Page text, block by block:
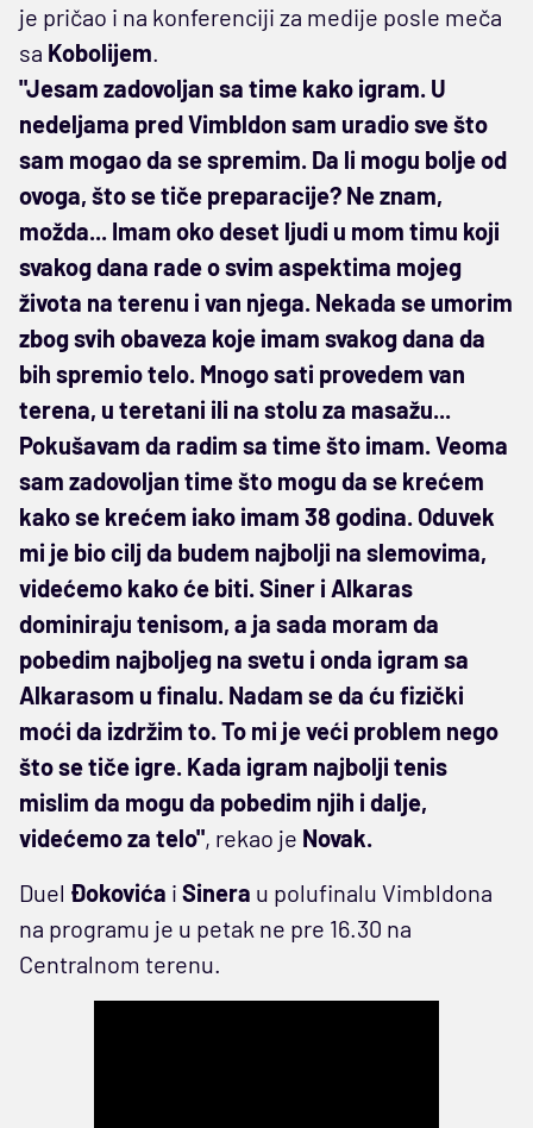
je pričao i na konferenciji za medije posle meča
sa Kobolijem.
"Jesam zadovoljan sa time kako igram. U
nedeljama pred Vimbldon sam uradio sve što
sam mogao da se spremim. Da li mogu bolje od
ovoga, što se tiče preparacije? Ne znam,
možda... Imam oko deset ljudi u mom timu koji
svakog dana rade o svim aspektima mojeg
života na terenu i van njega. Nekada se umorim
zbog svih obaveza koje imam svakog dana da
bih spremio telo. Mnogo sati provedem van
terena, u teretani ili na stolu za masažu...
Pokušavam da radim sa time što imam. Veoma
sam zadovoljan time što mogu da se krećem
kako se krećem iako imam 38 godina. Oduvek
mi je bio cilj da budem najbolji na slemovima,
videćemo kako će biti. Siner i Alkaras
dominiraju tenisom, a ja sada moram da
pobedim najboljeg na svetu i onda igram sa
Alkarasom u finalu. Nadam se da ću fizički
moći da izdržim to. To mi je veći problem nego
što se tiče igre. Kada igram najbolji tenis
mislim da mogu da pobedim njih i dalje,
videćemo za telo", rekao je Novak.
Duel Đokovića i Sinera u polufinalu Vimbldona
na programu je u petak ne pre 16.30 na
Centralnom terenu.